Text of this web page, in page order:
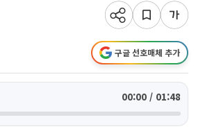
구글 선호매체 추가
00:00 / 01:48